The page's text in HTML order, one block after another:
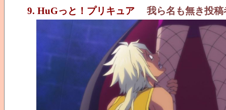
9. HuGっと！プリキュア 我ら名も無き投稿